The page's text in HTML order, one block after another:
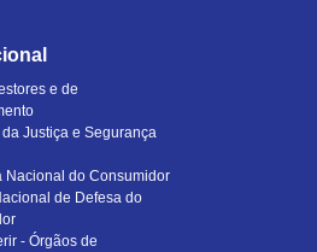
e de
Justiça e Segurança
Nacional do Consumidor
de Defesa do
- Órgãos de